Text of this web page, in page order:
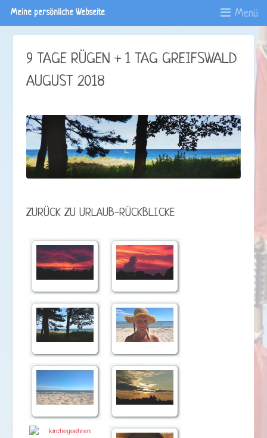
Meine persönliche Webseite Menü
9 TAGE RÜGEN + 1 TAG GREIFSWALD
AUGUST 2018
ZURÜCK ZU URLAUB-RÜCKBLICKE